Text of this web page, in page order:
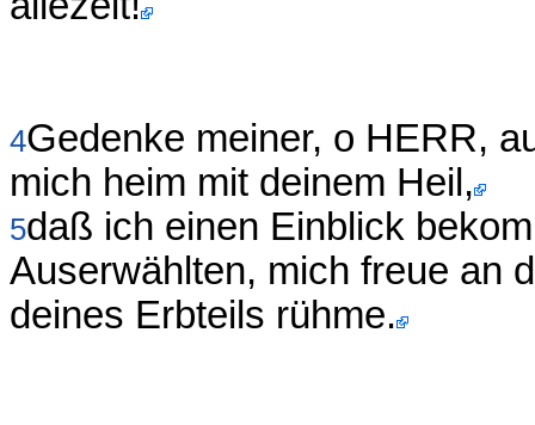
4Gedenke meiner, o HERR,
mich heim mit deinem Heil,
5daß ich einen Einblick
Auserwählten, mich freue an
deines Erbteils rühme.